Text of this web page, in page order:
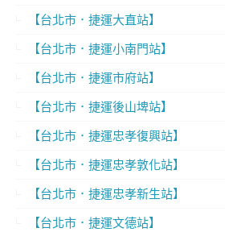
【台北市．捷運大直站】
【台北市．捷運小南門站】
【台北市．捷運市府站】
【台北市．捷運後山埤站】
【台北市．捷運忠孝復興站】
【台北市．捷運忠孝敦化站】
【台北市．捷運忠孝新生站】
【台北市．捷運文德站】